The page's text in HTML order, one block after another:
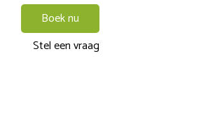
Boek nu
Stel een vraag